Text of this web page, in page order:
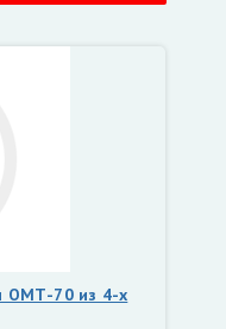
ОМТ-70 из 4-х